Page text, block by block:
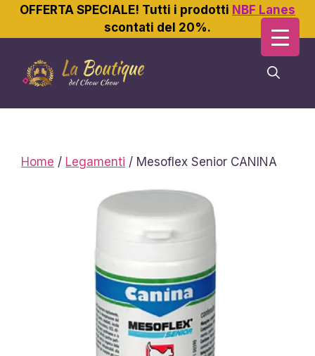
OFFERTA SPECIALE! Tutti i prodotti NBF Lanes
scontati del 20%.
contenuto
Home / Legamenti / Mesoflex Senior CANINA